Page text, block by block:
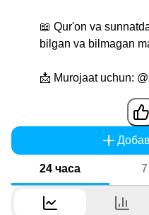
📖 Qur'on va
bilgan va bilmagan
📩 Murojaat uchun:
24 часа